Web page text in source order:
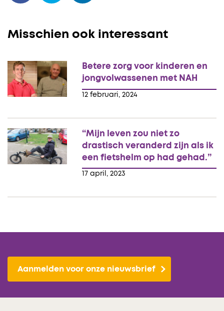
Misschien ook interessant
12 februari, 2024
Betere zorg voor kinderen en
jongvolwassenen met NAH
17 april, 2023
“Mijn leven zou niet zo
drastisch veranderd zijn als ik
een fietshelm op had gehad.”
Aanmelden voor onze nieuwsbrief